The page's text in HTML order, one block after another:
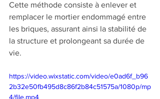
Cette méthode consiste à enlever et
remplacer le mortier endommagé entre
les briques, assurant ainsi la stabilité de
la structure et prolongeant sa durée de
vie.
https://video.wixstatic.com/video/e0ad6f_b96
2b32e50fb495d8c86f2b84c51575a/1080p/mp
4/file.mp4